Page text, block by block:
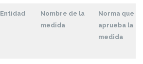
Entidad
Nombre de la
medida
Norma que
aprueba la
medida